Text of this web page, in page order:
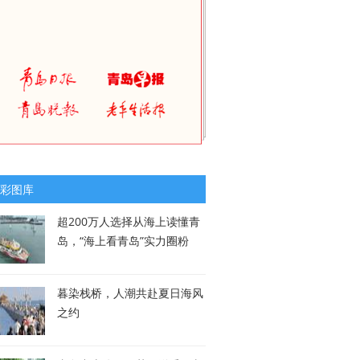
图库
超200万人选择从海上读懂青
岛，“海上看青岛”实力圈粉
暮染栈桥，人潮共赴夏日海风
之约